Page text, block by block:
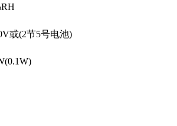
或(2节5号电池)